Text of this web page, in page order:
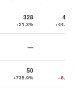
328
+21.3%
475
+44.6%
—
50
+735.9% −8.5%